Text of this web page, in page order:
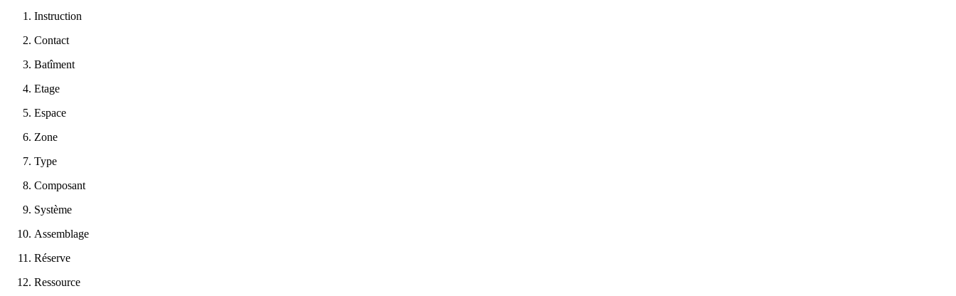
Instruction
Contact
Batîment
Etage
Espace
Zone
Type
Composant
Système
Assemblage
Réserve
Ressource